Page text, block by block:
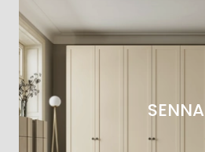
SENNA